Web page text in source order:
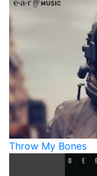
Throw My Bones